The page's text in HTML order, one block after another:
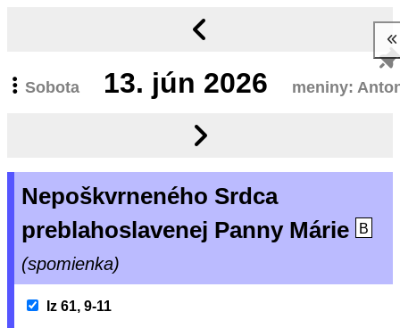
Sobota 13. jún 2026 meniny:
Nepoškvrneného Srdca
preblahoslavenej Panny Márie
B
(spomienka)
Iz 61, 9-11